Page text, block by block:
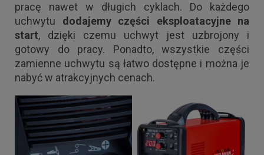
pracę nawet w długich cyklach. Do każdego
uchwytu dodajemy części eksploatacyjne na
start, dzięki czemu uchwyt jest uzbrojony i
gotowy do pracy. Ponadto, wszystkie części
zamienne uchwytu są łatwo dostępne i można je
nabyć w atrakcyjnych cenach.